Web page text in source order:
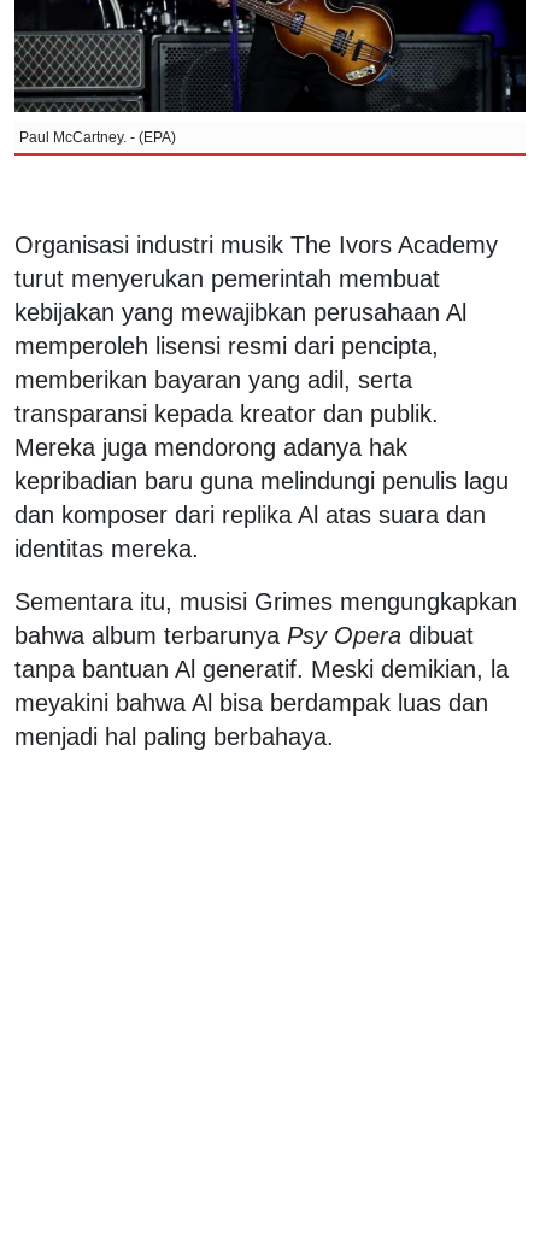
Paul McCartney. - (EPA)
Organisasi industri musik The Ivors Academy
turut menyerukan pemerintah membuat
kebijakan yang mewajibkan perusahaan Al
memperoleh lisensi resmi dari pencipta,
memberikan bayaran yang adil, serta
transparansi kepada kreator dan publik.
Mereka juga mendorong adanya hak
kepribadian baru guna melindungi penulis lagu
dan komposer dari replika Al atas suara dan
identitas mereka.
Sementara itu, musisi Grimes mengungkapkan
bahwa album terbarunya Psy Opera dibuat
tanpa bantuan Al generatif. Meski demikian, la
meyakini bahwa Al bisa berdampak luas dan
menjadi hal paling berbahaya.